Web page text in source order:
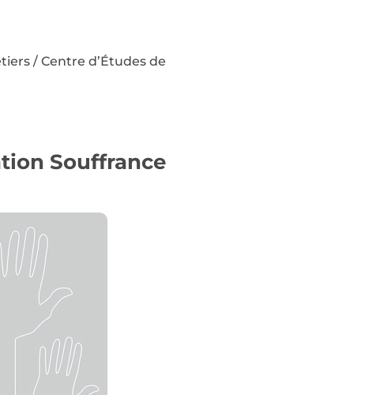
/ Centre d’Études de
Souffrance